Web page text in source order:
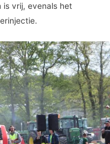
is vrij, evenals het